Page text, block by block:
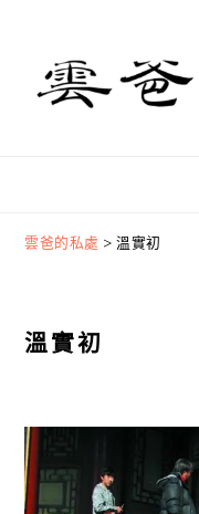
primary
navigation
content
primary
sidebar
雲爸的私處 >溫實初
溫實初